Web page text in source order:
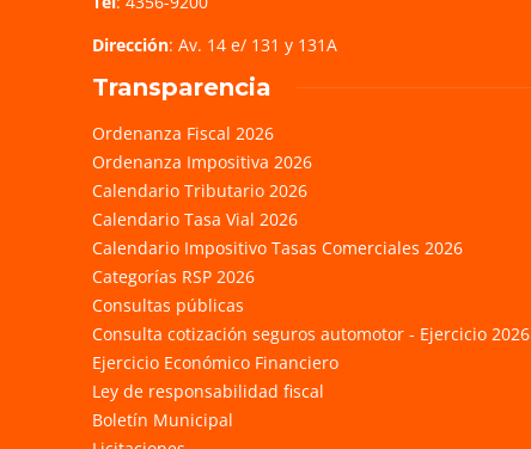
Dirección: Av. 14 e/ 131 y 131A
Transparencia
Ordenanza Fiscal 2026
Ordenanza Impositiva 2026
Calendario Tributario 2026
Calendario Tasa Vial 2026
Calendario Impositivo Tasas Comerciales 2026
Categorías RSP 2026
Consultas públicas
Consulta cotización seguros automotor - Ejercicio 2026
Ejercicio Económico Financiero
Ley de responsabilidad fiscal
Boletín Municipal